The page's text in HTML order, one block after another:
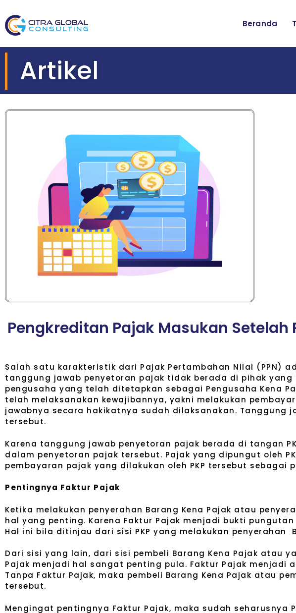
Beranda
Artikel
Pengkreditan Pajak Masukan Setelah
Salah satu karakteristik dari Pajak Pertambahan Nilai (PPN)
tanggung jawab penyetoran pajak tidak berada di pihak
pengusaha yang telah ditetapkan sebagai Pengusaha Kena
telah melaksanakan kewajibannya, yakni melakukan
jawabnya secara hakikatnya sudah dilaksanakan. Tanggung
tersebut.
Karena tanggung jawab penyetoran pajak berada di tangan
dalam penyetoran pajak tersebut. Pajak yang dipungut oleh
pembayaran pajak yang dilakukan oleh PKP tersebut sebagai
Pentingnya Faktur Pajak
Ketika melakukan penyerahan Barang Kena Pajak atau
hal yang penting. Karena Faktur Pajak menjadi bukti
Hal ini bila ditinjau dari sisi PKP yang melakukan penyerahan
Dari sisi yang lain, dari sisi pembeli Barang Kena Pajak atau
Pajak menjadi hal sangat penting pula. Faktur Pajak menjadi
Tanpa Faktur Pajak, maka pembeli Barang Kena Pajak atau
tersebut.
Mengingat pentingnya Faktur Pajak, maka sudah seharusnya